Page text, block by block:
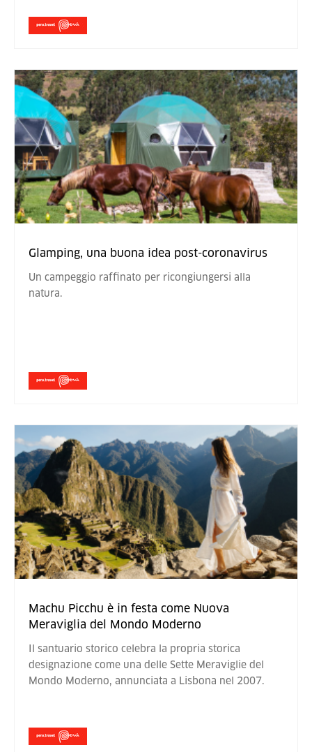
Glamping, una buona idea post-coronavirus
Un campeggio raffinato per ricongiungersi alla
natura.
Machu Picchu è in festa come Nuova
Meraviglia del Mondo Moderno
Il santuario storico celebra la propria storica
designazione come una delle Sette Meraviglie del
Mondo Moderno, annunciata a Lisbona nel 2007.